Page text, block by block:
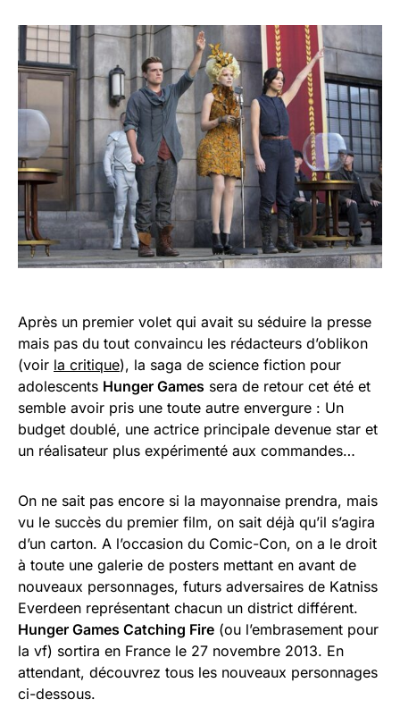
Après un premier volet qui avait su séduire la presse
mais pas du tout convaincu les rédacteurs d’oblikon
(voir la critique), la saga de science fiction pour
adolescents Hunger Games sera de retour cet été et
semble avoir pris une toute autre envergure : Un
budget doublé, une actrice principale devenue star et
un réalisateur plus expérimenté aux commandes…
On ne sait pas encore si la mayonnaise prendra, mais
vu le succès du premier film, on sait déjà qu’il s’agira
d’un carton. A l’occasion du Comic-Con, on a le droit
à toute une galerie de posters mettant en avant de
nouveaux personnages, futurs adversaires de Katniss
Everdeen représentant chacun un district différent.
Hunger Games Catching Fire (ou l’embrasement pour
la vf) sortira en France le 27 novembre 2013. En
attendant, découvrez tous les nouveaux personnages
ci-dessous.